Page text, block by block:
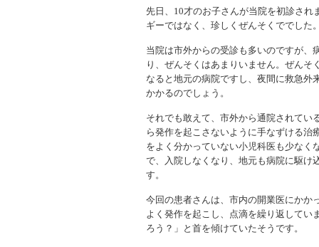
先日、10才のお子さんが当院を初診さ
ギーではなく、珍しくぜんそくででした
当院は市外からの受診も多いのですが、
り、ぜんそくはあまりいません。ぜんそ
なると地元の病院ですし、夜間に救急外
かかるのでしょう。
それでも敢えて、市外から通院されてい
ら発作を起こさないように手なずける治
をよく分かっていない小児科医も少なく
で、入院しなくなり、地元も病院に駆け
す。
今回の患者さんは、市内の開業医にかか
よく発作を起こし、点滴を繰り返してい
ろう？」と首を傾けていたそうです。